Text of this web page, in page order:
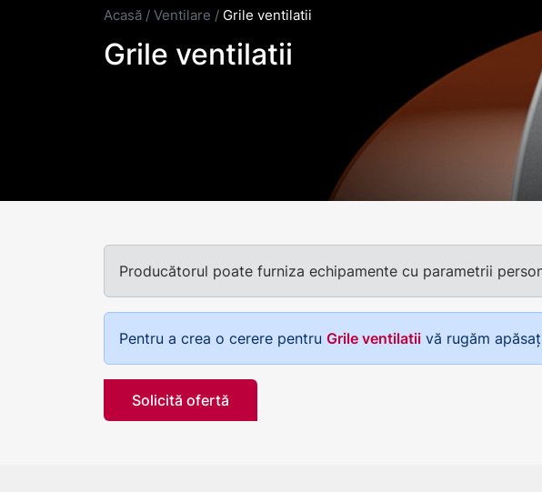
Acasă / Ventilare / Grile ventilatii
Grile ventilatii
Producătorul poate furniza echipamente cu parametrii
Pentru a crea o cerere pentru Grile ventilatii vă rugăm
Solicită ofertă